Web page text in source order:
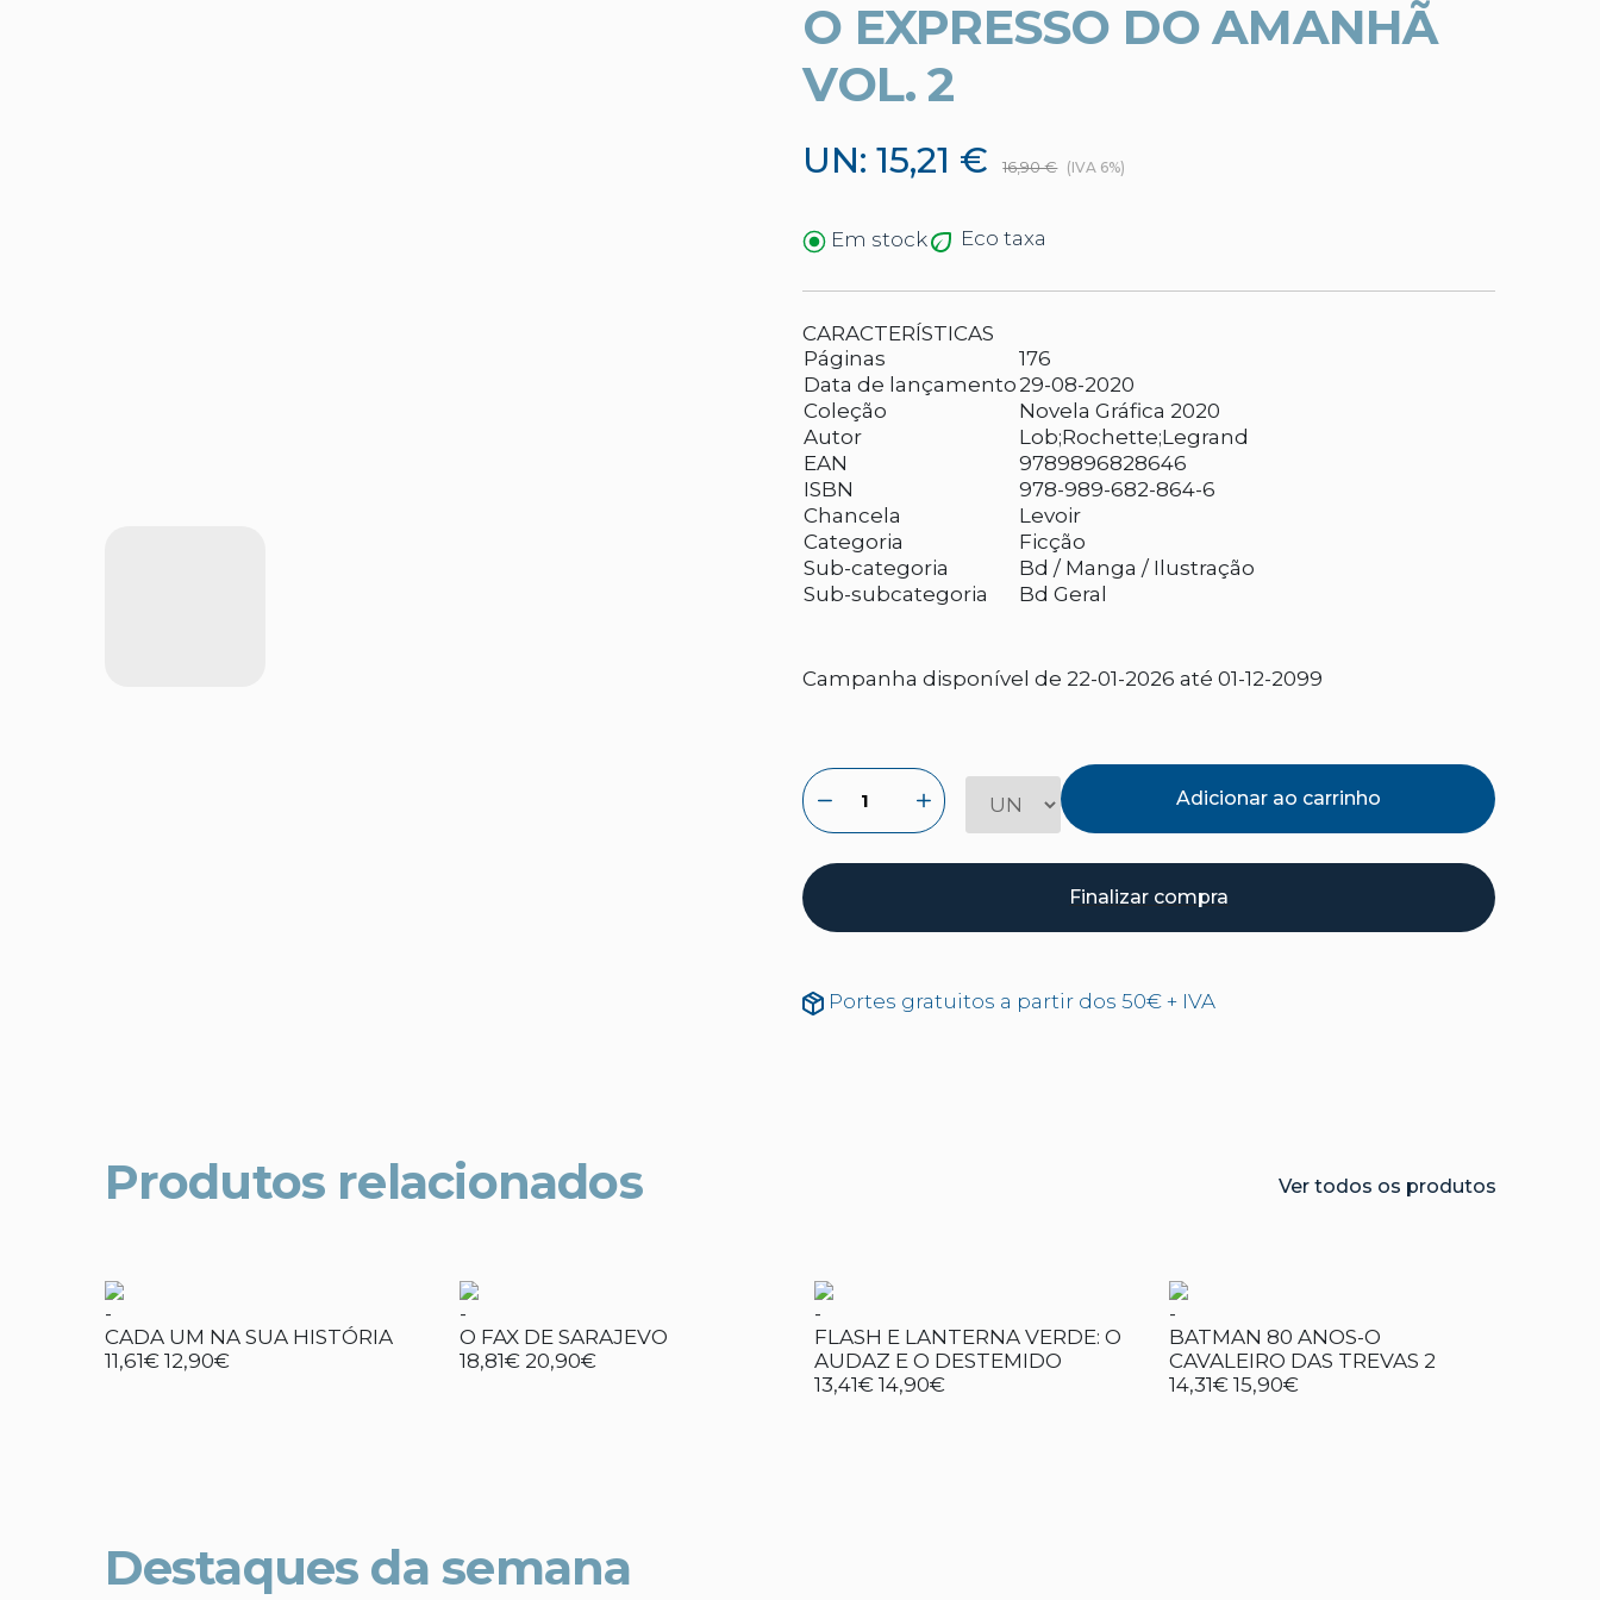
O EXPRESSO DO AMANHÃ
VOL. 2
UN: 15,21 € 16,90 € (IVA 6%)
Em stock Eco taxa
CARACTERÍSTICAS
Páginas
176
Data de lançamento 29-08-2020
Coleção
Novela Gráfica 2020
Autor
Lob;Rochette;Legrand
EAN
9789896828646
ISBN
978-989-682-864-6
Chancela
Levoir
Categoria
Ficção
Sub-categoria
Bd / Manga / Ilustração
Sub-subcategoria
Bd Geral
Campanha disponível de 22-01-2026 até 01-12-2099
Adicionar ao carrinho
Finalizar compra
Portes gratuitos a partir dos 50€ + IVA
Produtos relacionados Ver todos os produtos
-
CADA UM NA SUA HISTÓRIA
11,61€ 12,90€
-
O FAX DE SARAJEVO
18,81€ 20,90€
-
FLASH E LANTERNA VERDE: O
AUDAZ E O DESTEMIDO
13,41€ 14,90€
-
BATMAN 80 ANOS-O
CAVALEIRO DAS TREVAS 2
14,31€ 15,90€
Destaques da semana